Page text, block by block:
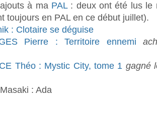
à ma PAL: deux ont été lus le
toujours en PAL en ce début juillet).
: Clotaire se déguise
Pierre : Territoire ennemi
Théo : Mystic City, tome 1 gagné
: Ada